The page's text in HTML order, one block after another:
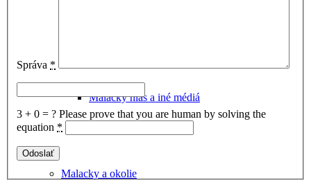
Malacký hlas a iné médiá
Malacky a okolie
Správa *
3 + 0 = ? Please prove that you are human by solving the
equation *